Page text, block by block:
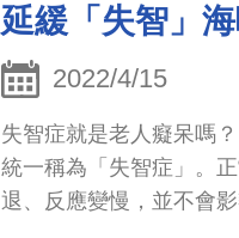
延緩「失智」
2022/4/15
失智症就是老人癡呆嗎
統一稱為「失智症」。
退、反應變慢，並不會